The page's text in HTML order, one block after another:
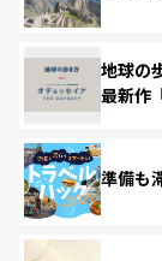
地球の
最新作
準備も